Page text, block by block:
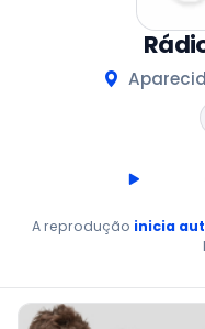
A reprodução inicia